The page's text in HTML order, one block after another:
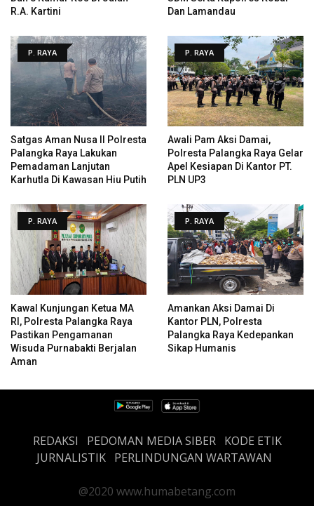
R.A. Kartini
Dan Lamandau
P. RAYA
Satgas Aman Nusa II Polresta
Palangka Raya Lakukan
Pemadaman Lanjutan
Karhutla Di Kawasan Hiu Putih
P. RAYA
Awali Pam Aksi Damai,
Polresta Palangka Raya Gelar
Apel Kesiapan Di Kantor PT.
PLN UP3
P. RAYA
Kawal Kunjungan Ketua MA
RI, Polresta Palangka Raya
Pastikan Pengamanan
Wisuda Purnabakti Berjalan
Aman
P. RAYA
Amankan Aksi Damai Di
Kantor PLN, Polresta
Palangka Raya Kedepankan
Sikap Humanis
REDAKSI PEDOMAN MEDIA SIBER
KODE ETIK
JURNALISTIK PERLINDUNGAN WARTAWAN
@2020 www.humabetang.com